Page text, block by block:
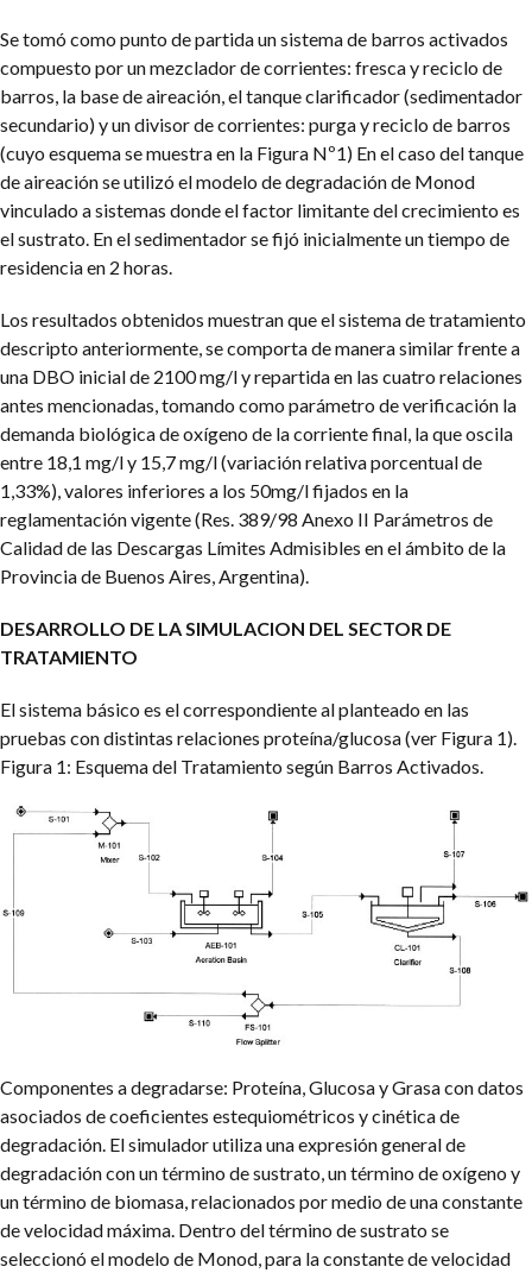
Se tomó como punto de partida un sistema de barros activados
compuesto por un mezclador de corrientes: fresca y reciclo de
barros, la base de aireación, el tanque clarificador (sedimentador
secundario) y un divisor de corrientes: purga y reciclo de barros
(cuyo esquema se muestra en la Figura Nº1) En el caso del tanque
de aireación se utilizó el modelo de degradación de Monod
vinculado a sistemas donde el factor limitante del crecimiento es
el sustrato. En el sedimentador se fijó inicialmente un tiempo de
residencia en 2 horas.
Los resultados obtenidos muestran que el sistema de tratamiento
descripto anteriormente, se comporta de manera similar frente a
una DBO inicial de 2100 mg/l y repartida en las cuatro relaciones
antes mencionadas, tomando como parámetro de verificación la
demanda biológica de oxígeno de la corriente final, la que oscila
entre 18,1 mg/l y 15,7 mg/l (variación relativa porcentual de
1,33%), valores inferiores a los 50mg/l fijados en la
reglamentación vigente (Res. 389/98 Anexo II Parámetros de
Calidad de las Descargas Límites Admisibles en el ámbito de la
Provincia de Buenos Aires, Argentina).
DESARROLLO DE LA SIMULACION DEL SECTOR DE
TRATAMIENTO
El sistema básico es el correspondiente al planteado en las
pruebas con distintas relaciones proteína/glucosa (ver Figura 1).
Figura 1: Esquema del Tratamiento según Barros Activados.
Componentes a degradarse: Proteína, Glucosa y Grasa con datos
asociados de coeficientes estequiométricos y cinética de
degradación. El simulador utiliza una expresión general de
degradación con un término de sustrato, un término de oxígeno y
un término de biomasa, relacionados por medio de una constante
de velocidad máxima. Dentro del término de sustrato se
seleccionó el modelo de Monod, para la constante de velocidad